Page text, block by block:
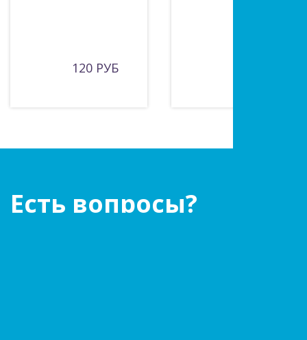
120 РУБ
Есть вопросы?